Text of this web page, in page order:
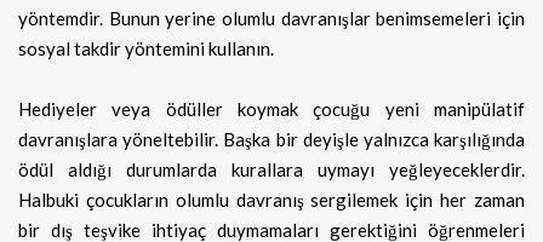
yöntemdir. Bunun yerine olumlu davranışlar benimsemeleri için
sosyal takdir yöntemini kullanın.
Hediyeler veya ödüller koymak çocuğu yeni manipülatif
davranışlara yöneltebilir. Başka bir deyişle yalnızca karşılığında
ödül aldığı durumlarda kurallara uymayı yeğleyeceklerdir.
Halbuki çocukların olumlu davranış sergilemek için her zaman
bir dış teşvike ihtiyaç duymamaları gerektiğini öğrenmeleri